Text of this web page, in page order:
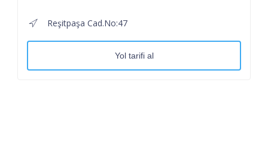
Reşitpaşa Cad.No:47
Yol tarifi al